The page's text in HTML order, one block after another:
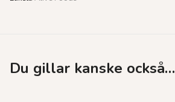
Du gillar kanske också…